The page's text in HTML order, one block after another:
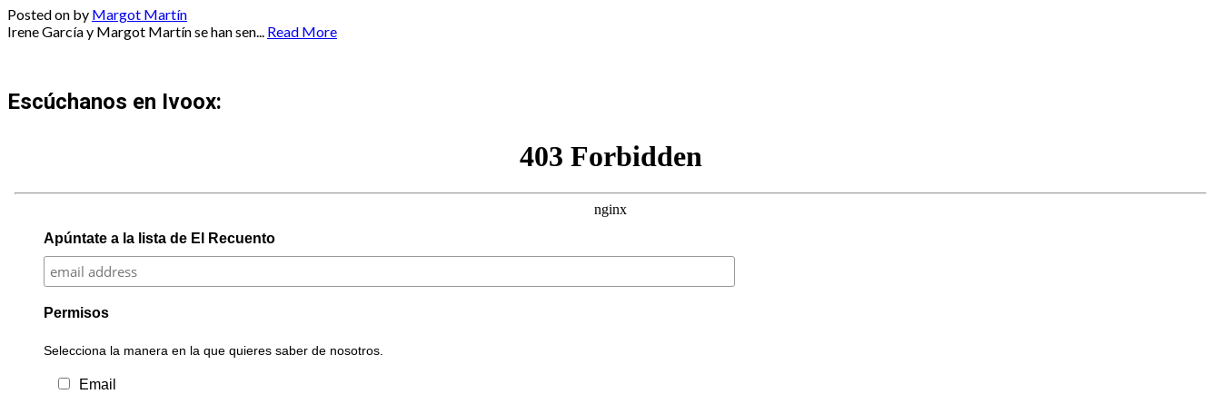
Posted on by Margot Martín
Irene García y Margot Martín se han sen...
Read More
Escúchanos en Ivoox:
Apúntate a la lista de El Recuento
Permisos
Selecciona la manera en la que quieres saber de nosotros.
Email